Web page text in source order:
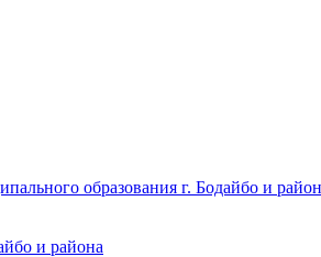
образования г. Бодайбо и район
и района